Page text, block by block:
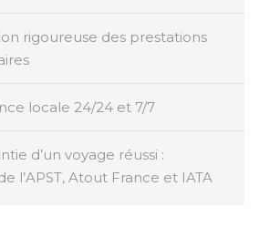
rigoureuse des prestations
locale 24/24 et 7/7
d’un voyage réussi :
l’APST, Atout France et IATA
en herbe, le programme
activités palpitantes comme des
balades en VTT à travers des
à dos d’éléphants dans la jungle